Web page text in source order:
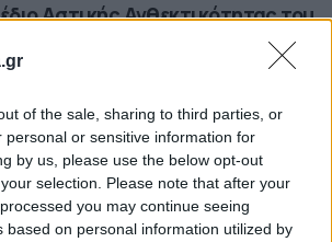
of the sale, sharing to third parties, or
personal or sensitive information for
by us, please use the below opt-out
selection. Please note that after your
you may continue seeing
based on personal information utilized by
Αστικής Ανθεκτικότητας του